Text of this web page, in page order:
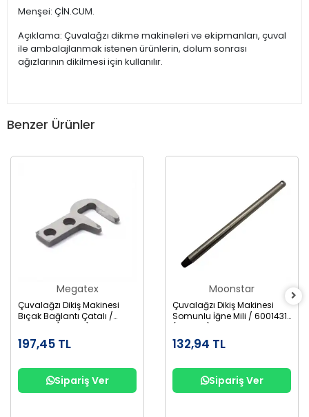
Menşei: ÇİN.CUM.
Açıklama: Çuvalağzı dikme makineleri ve ekipmanları, çuval
ile ambalajlanmak istenen ürünlerin, dolum sonrası
ağızlarının dikilmesi için kullanılır.
Benzer Ürünler
Megatex
Çuvalağzı Dikiş Makinesi
Bıçak Bağlantı Çatalı /
6001806 (246011) BC-4-15
197,45 TL
Sipariş Ver
Moonstar
Çuvalağzı Dikiş Makinesi
Somunlu İğne Mili / 6001431
(242121A) BC-2-1
132,94 TL
Sipariş Ver